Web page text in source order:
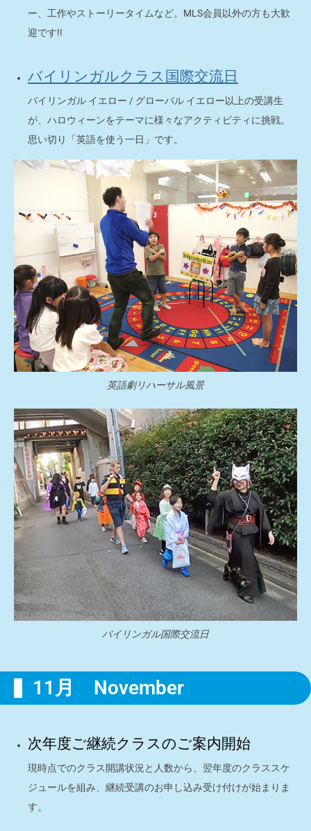
ー、工作やストーリータイムなど。MLS会員以外の方も大歓
迎です!!
バイリンガルクラス国際交流日
バイリンガル イエロー / グローバル イエロー以上の受講生
が、ハロウィーンをテーマに様々なアクティビティに挑戦。
思い切り「英語を使う一日」です。
英語劇リハーサル風景
バイリンガル国際交流日
11月 November
次年度ご継続クラスのご案内開始
現時点でのクラス開講状況と人数から、翌年度のクラススケ
ジュールを組み、継続受講のお申し込み受け付けが始まりま
す。